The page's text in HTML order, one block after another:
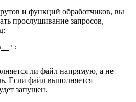
и функций обработчиков, вы
прослушивание запросов,
ли файл напрямую, а не
Если файл выполняется
запущен.